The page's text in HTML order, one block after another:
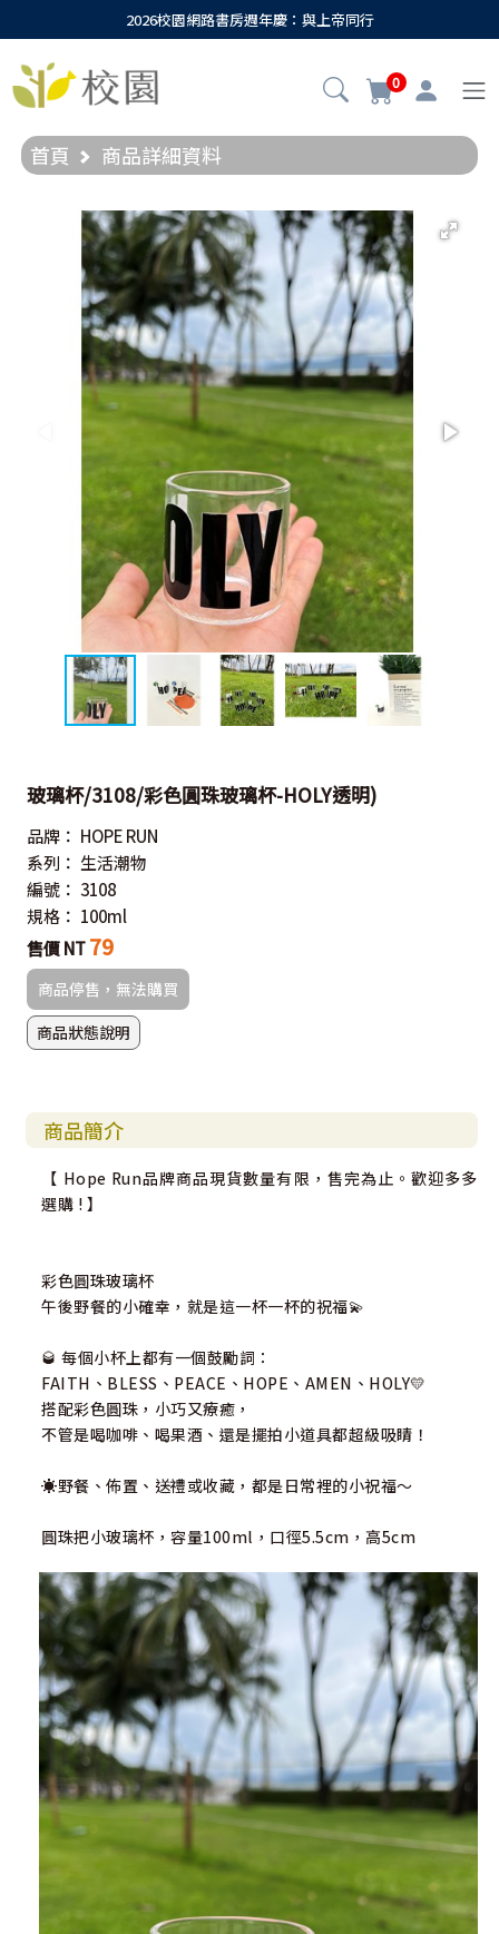
2026校園網路書房週年慶：與上帝同行
0
首頁 商品詳細資料
玻璃杯/3108/彩色圓珠玻璃杯-HOLY透明)
品牌： HOPE RUN
系列： 生活潮物
編號： 3108
規格： 100ml
售價 NT 79
商品停售，無法購買
商品狀態說明
商品簡介
【 Hope Run品牌商品現貨數量有限，售完為止。歡迎多多
選購 ! 】
彩色圓珠玻璃杯
午後野餐的小確幸，就是這一杯一杯的祝福💫
🥃 每個小杯上都有一個鼓勵詞：
FAITH、BLESS、PEACE、HOPE、AMEN、HOLY💛
搭配彩色圓珠，小巧又療癒，
不管是喝咖啡、喝果酒、還是擺拍小道具都超級吸睛！
☀️野餐、佈置、送禮或收藏，都是日常裡的小祝福～
圓珠把小玻璃杯，容量100ml，口徑5.5cm，高5cm